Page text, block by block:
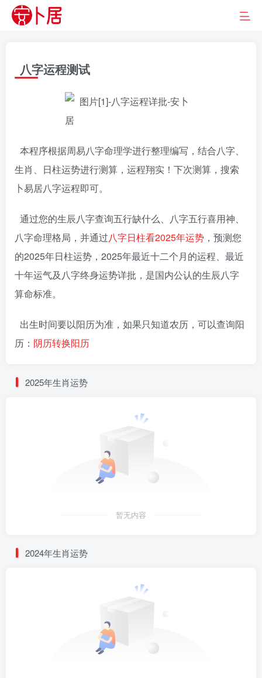
八字运程测试
本程序根据周易八字命理学进行整理编写，结合八字、
生肖、日柱运势进行测算，运程翔实！下次测算，搜索
卜易居八字运程即可。
通过您的生辰八字查询五行缺什么、八字五行喜用神、
八字命理格局，并通过八字日柱看2025年运势 ，预测您
的2025年日柱运势，2025年最近十二个月的运程、最近
十年运气及八字终身运势详批，是国内公认的生辰八字
算命标准。
出生时间要以阳历为准，如果只知道农历，可以查询阳
历： 阴历转换阳历
2025年生肖运势
暂无内容
2024年生肖运势